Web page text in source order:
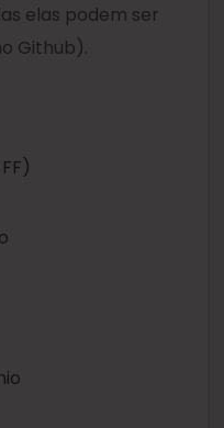
elas podem ser
Github).